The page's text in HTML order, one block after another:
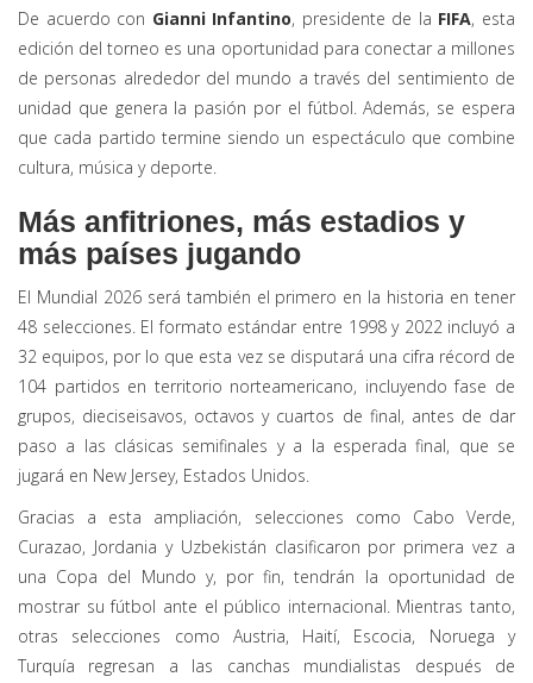
De acuerdo con Gianni Infantino, presidente de la FIFA, esta
edición del torneo es una oportunidad para conectar a millones
de personas alrededor del mundo a través del sentimiento de
unidad que genera la pasión por el fútbol. Además, se espera
que cada partido termine siendo un espectáculo que combine
cultura, música y deporte.
Más anfitriones, más estadios y
más países jugando
El Mundial 2026 será también el primero en la historia en tener
48 selecciones. El formato estándar entre 1998 y 2022 incluyó a
32 equipos, por lo que esta vez se disputará una cifra récord de
104 partidos en territorio norteamericano, incluyendo fase de
grupos, dieciseisavos, octavos y cuartos de final, antes de dar
paso a las clásicas semifinales y a la esperada final, que se
jugará en New Jersey, Estados Unidos.
Gracias a esta ampliación, selecciones como Cabo Verde,
Curazao, Jordania y Uzbekistán clasificaron por primera vez a
una Copa del Mundo y, por fin, tendrán la oportunidad de
mostrar su fútbol ante el público internacional. Mientras tanto,
otras selecciones como Austria, Haití, Escocia, Noruega y
Turquía regresan a las canchas mundialistas después de